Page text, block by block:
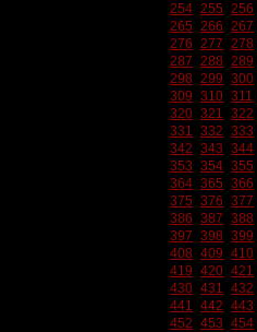
254 255 256
265 266 267
276 277 278
287 288 289
298 299 300
309 310 311
320 321 322
331 332 333
342 343 344
353 354 355
364 365 366
375 376 377
386 387 388
397 398 399
408 409 410
419 420 421
430 431 432
441 442 443
452 453 454